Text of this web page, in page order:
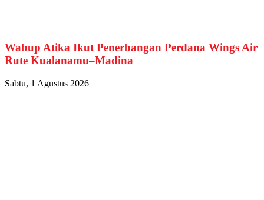
Wabup Atika Ikut Penerbangan Perdana Wings Air
Rute Kualanamu–Madina
Sabtu, 1 Agustus 2026